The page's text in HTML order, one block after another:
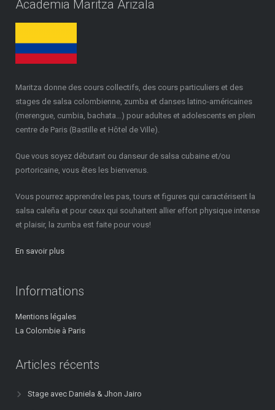
Academia Maritza Arizala
Maritza donne des cours collectifs, des cours particuliers et des
stages de salsa colombienne, zumba et danses latino-américaines
(merengue, cumbia, bachata…) pour adultes et adolescents en plein
centre de Paris (Bastille et Hôtel de Ville).
Que vous soyez débutant ou danseur de salsa cubaine et/ou
portoricaine, vous êtes les bienvenus.
Vous pourrez apprendre les pas, tours et figures qui caractérisent la
salsa caleña et pour ceux qui souhaitent allier effort physique intense
et plaisir, la zumba est faite pour vous!
En savoir plus
Informations
Mentions légales
La Colombie à Paris
Articles récents
Stage avec Daniela & Jhon Jairo